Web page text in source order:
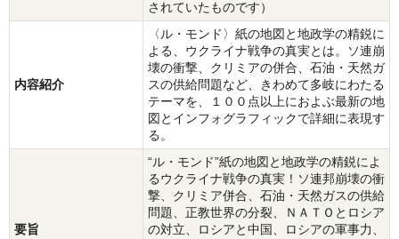
されていたものです）
内容紹介
〈ル・モンド〉紙の地図と地政学の精鋭に
よる、ウクライナ戦争の真実とは。ソ連崩
壊の衝撃、クリミアの併合、石油・天然ガ
スの供給問題など、きわめて多岐にわたる
テーマを、１００点以上におよぶ最新の地
図とインフォグラフィックで詳細に表現す
る。
要旨
“ル・モンド”紙の地図と地政学の精鋭によ
るウクライナ戦争の真実！ソ連邦崩壊の衝
撃、クリミア併合、石油・天然ガスの供給
問題、正教世界の分裂、ＮＡＴＯとロシア
の対立、ロシアと中国、ロシアの軍事力、